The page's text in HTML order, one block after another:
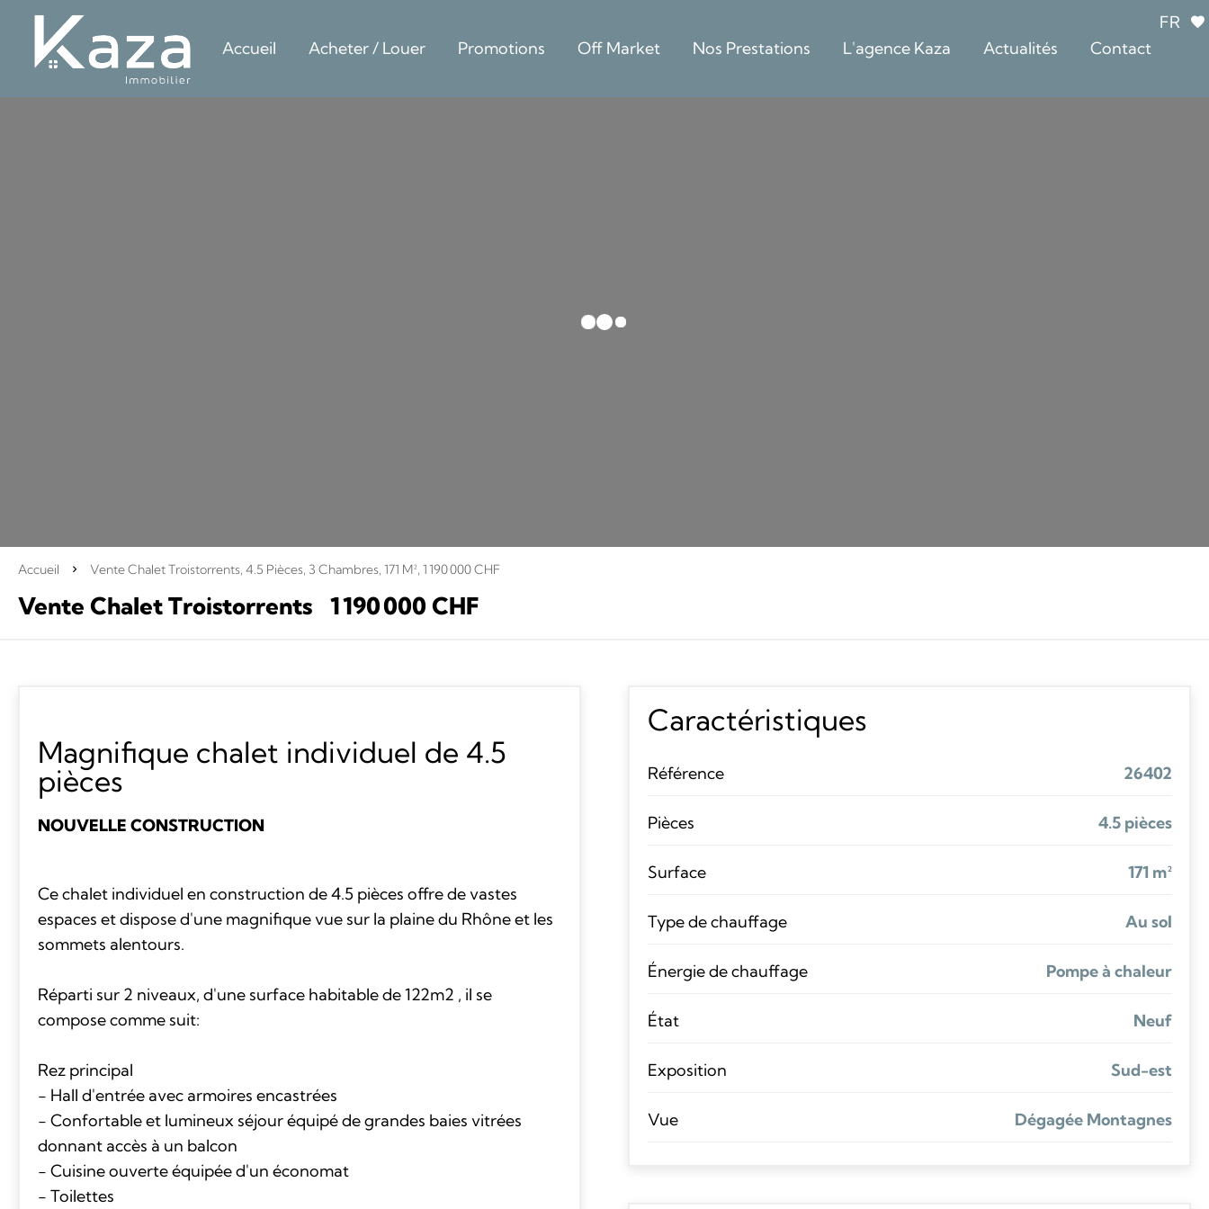
FR
Accueil
Acheter / Louer Promotions Off Market Nos Prestations L'agence Kaza Actualités Contact
Accueil Vente Chalet Troistorrents, 4.5 Pièces, 3 Chambres, 171 M², 1 190 000 CHF
Vente Chalet Troistorrents 1 190 000 CHF
Magnifique chalet individuel de 4.5
pièces
NOUVELLE CONSTRUCTION
Ce chalet individuel en construction de 4.5 pièces offre de vastes
espaces et dispose d'une magnifique vue sur la plaine du Rhône et les
sommets alentours.
Réparti sur 2 niveaux, d'une surface habitable de 122m2 , il se
compose comme suit:
Rez principal
- Hall d'entrée avec armoires encastrées
- Confortable et lumineux séjour équipé de grandes baies vitrées
donnant accès à un balcon
- Cuisine ouverte équipée d'un économat
- Toilettes
Caractéristiques
Référence 26402
Pièces 4.5 pièces
Surface 171 m²
Type de chauffage Au sol
Énergie de chauffage Pompe à chaleur
État Neuf
Exposition Sud-est
Vue Dégagée Montagnes